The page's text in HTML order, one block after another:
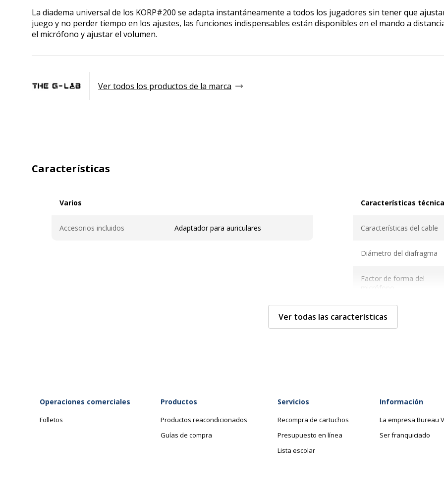
La diadema universal de los KORP#200 se adapta instantáneamente a todos los jugadores sin tener que
juego y no perder tiempo en los ajustes, las funciones indispensables están disponibles en el mando a
el micrófono y ajustar el volumen.
Ver todos los productos de la marca
Características
Varios
Accesorios incluidos Adaptador para auriculares
Características
Características del cable
Diámetro del diafragma
Factor de forma del
micrófono
Tipo de piezas de oído
de auriculares
Modo de salida del
sonido
Respuesta de frecuencia
Ver todas las características
Operaciones comerciales
Folletos
Productos
Productos reacondicionados
Guías de compra
Servicios
Recompra de cartuchos
Presupuesto en línea
Lista escolar
Información
La empresa Bureau
Ser franquiciado